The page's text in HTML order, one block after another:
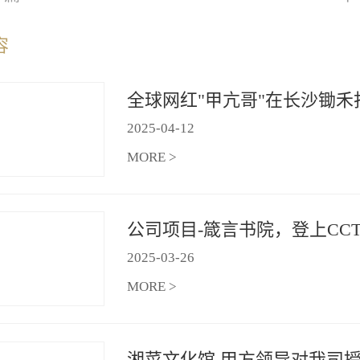
2025-04-12
MORE >
2025-03-26
MORE >